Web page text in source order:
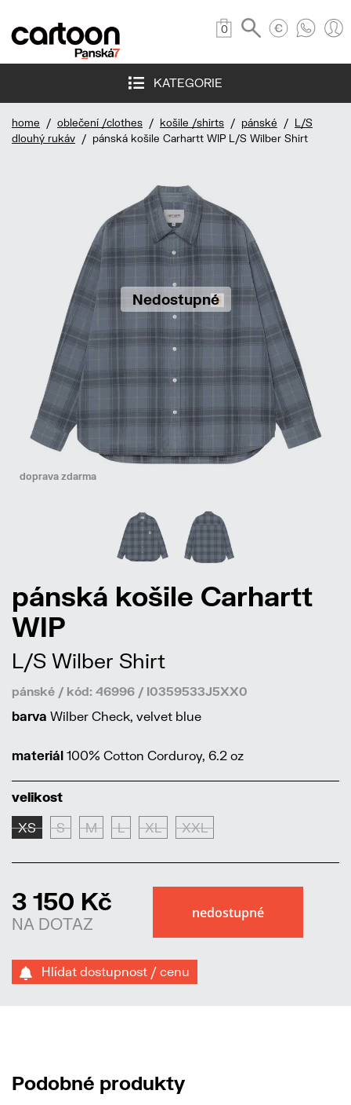
0
KATEGORIE
home / oblečení /clothes / košile /shirts / pánské / L/S
dlouhý rukáv / pánská košile Carhartt WIP L/S Wilber Shirt
Nedostupné
doprava zdarma
pánská košile Carhartt
WIP
L/S Wilber Shirt
pánské / kód: 46996 / I0359533J5XX0
barva Wilber Check, velvet blue
materiál 100% Cotton Corduroy, 6.2 oz
velikost
XS S M L XL XXL
3 150 Kč
NA DOTAZ
Hlídat dostupnost / cenu
Podobné produkty